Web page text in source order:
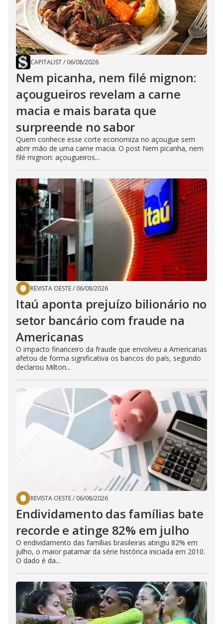
CAPITALIST/ 06/08/2026
Nem picanha, nem filé mignon:
açougueiros revelam a carne
macia e mais barata que
surpreende no sabor
Quem conhece esse corte economiza no açougue sem
abrir mão de uma carne macia. O post Nem picanha, nem
filé mignon: açougueiros...
REVISTA OESTE/ 06/08/2026
Itaú aponta prejuízo bilionário no
setor bancário com fraude na
Americanas
O impacto financeiro da fraude que envolveu a Americanas
afetou de forma significativa os bancos do país, segundo
declarou Milton...
REVISTA OESTE/ 06/08/2026
Endividamento das famílias bate
recorde e atinge 82% em julho
O endividamento das famílias brasileiras atingiu 82% em
julho, o maior patamar da série histórica iniciada em 2010.
O dado é da...